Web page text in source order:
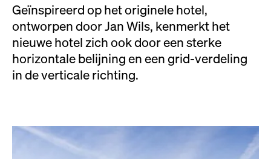
Geïnspireerd op het originele hotel,
ontworpen door Jan Wils, kenmerkt het
nieuwe hotel zich ook door een sterke
horizontale belijning en een grid-verdeling
in de verticale richting.